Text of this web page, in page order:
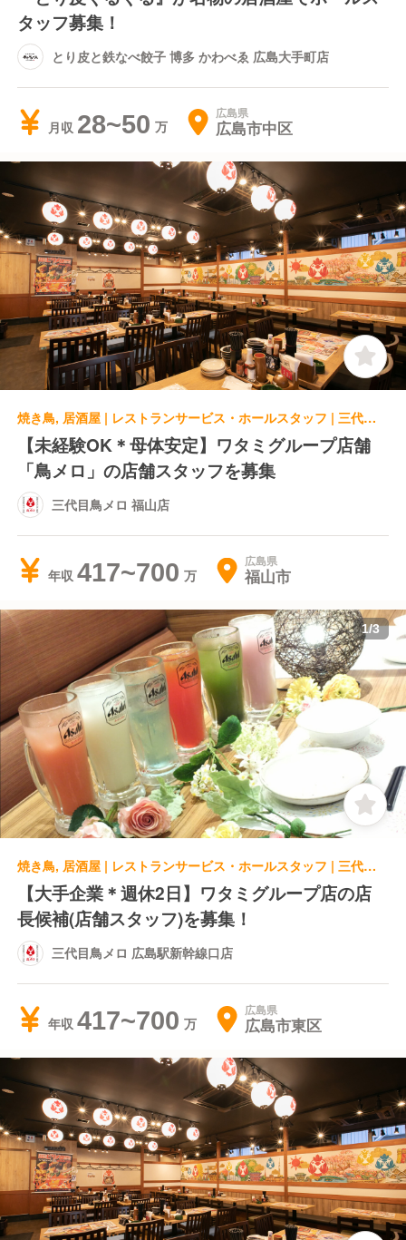
タッフ募集！
とり皮と鉄なべ餃子 博多 かわべゑ 広島大手町店
月収 28~50 広島県
広島市中区
焼き鳥, 居酒屋 | レストランサービス・ホールスタッフ | 三代目鳥メロ 福山店
【未経験OK＊母体安定】ワタミグループ店舗
「鳥メロ」の店舗スタッフを募集
三代目鳥メロ 福山店
年収 417~700 広島県
福山市
1/3
焼き鳥, 居酒屋 | レストランサービス・ホールスタッフ | 三代目鳥メロ 広島駅新幹線口店
【大手企業＊週休2日】ワタミグループ店の店
長候補(店舗スタッフ)を募集！
三代目鳥メロ 広島駅新幹線口店
年収 417~700 広島県
広島市東区